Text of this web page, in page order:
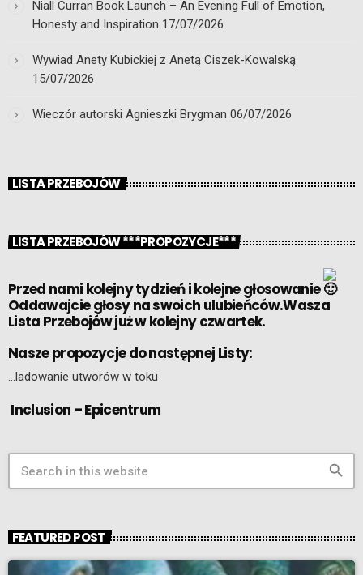
Niall Curran Book Launch – An Evening Full of Emotion,
Honesty and Inspiration 17/07/2026
Wywiad Anety Kubickiej z Anetą Ciszek-Kowalską
15/07/2026
Wieczór autorski Agnieszki Brygman 06/07/2026
LISTA PRZEBOJÓW
LISTA PRZEBOJÓW ***PROPOZYCJE***
Przed nami kolejny tydzień i kolejne głosowanie
Oddawajcie głosy na swoich ulubieńców.Wasza
Lista Przebojów już w kolejny czwartek.
Nasze propozycje do następnej Listy:
…ladowanie utworów w toku
Inclusion – Epicentrum
search
FEATURED POST